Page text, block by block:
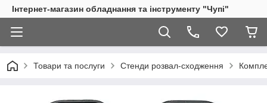
Інтернет-магазин обладнання та інструменту "Чупі"
Товари та послуги Стенди розвал-сходження